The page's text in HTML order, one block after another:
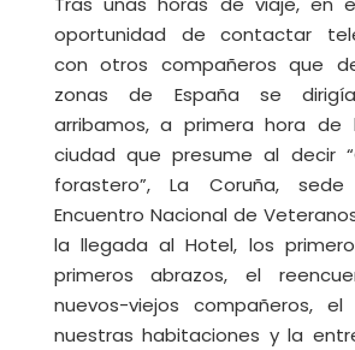
oportunidad de contactar
con otros compañeros que
zonas de España se
arribamos, a primera hora
ciudad que presume al decir
forastero”, La Coruña,
Encuentro Nacional de
la llegada al Hotel, los
primeros abrazos, el
nuevos-viejos compañeros,
nuestras habitaciones y la